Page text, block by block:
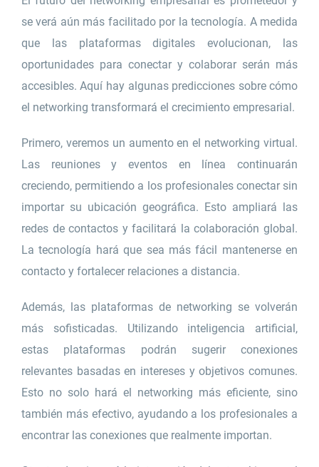
se verá aún más facilitado por la tecnología. A medida
que las plataformas digitales evolucionan, las
oportunidades para conectar y colaborar serán más
accesibles. Aquí hay algunas predicciones sobre cómo
el networking transformará el crecimiento empresarial.
Primero, veremos un aumento en el networking virtual.
Las reuniones y eventos en línea continuarán
creciendo, permitiendo a los profesionales conectar sin
importar su ubicación geográfica. Esto ampliará las
redes de contactos y facilitará la colaboración global.
La tecnología hará que sea más fácil mantenerse en
contacto y fortalecer relaciones a distancia.
Además, las plataformas de networking se volverán
más sofisticadas. Utilizando inteligencia artificial,
estas plataformas podrán sugerir conexiones
relevantes basadas en intereses y objetivos comunes.
Esto no solo hará el networking más eficiente, sino
también más efectivo, ayudando a los profesionales a
encontrar las conexiones que realmente importan.